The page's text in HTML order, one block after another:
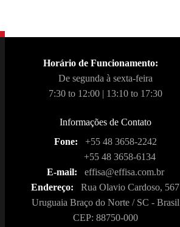
Horário de Funcionamento:
De segunda à sexta-feira
7:30 to 12:00 | 13:10 to 17:30
Informações de Contato
Fone:
+55 48 3658-2242
+55 48 3658-6134
E-mail:
effisa@effisa.com.br
Endereço:
Rua Olavio Cardoso, 567
Uruguaia Braço do Norte / SC - Brasil
CEP: 88750-000